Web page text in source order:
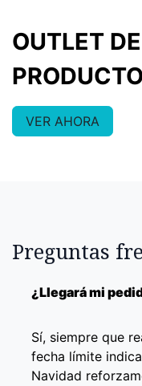
OUTLET
VER AHORA
Preguntas
¿Llegará mi
Sí, siempre que
fecha límite
Navidad